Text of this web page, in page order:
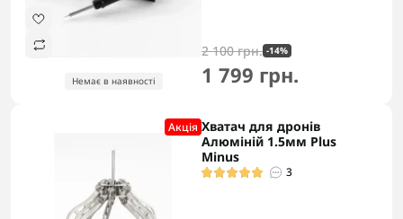
Немає в наявності
2 100 грн. -14%
1 799 грн.
Акцiя Хватач для дронів
Алюміній 1.5мм Plus
Minus
3